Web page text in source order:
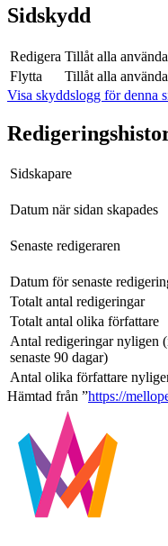
Sidskydd
Redigera Tillåt alla
Flytta
Tillåt alla
Visa skyddslogg för denna
Sidskapare
Datum när sidan skapades
Senaste redigeraren
Datum för senaste
Totalt antal redigeringar
Totalt antal olika författare
Antal redigeringar nyligen
senaste 90 dagar)
Antal olika författare
Hämtad från ”https://